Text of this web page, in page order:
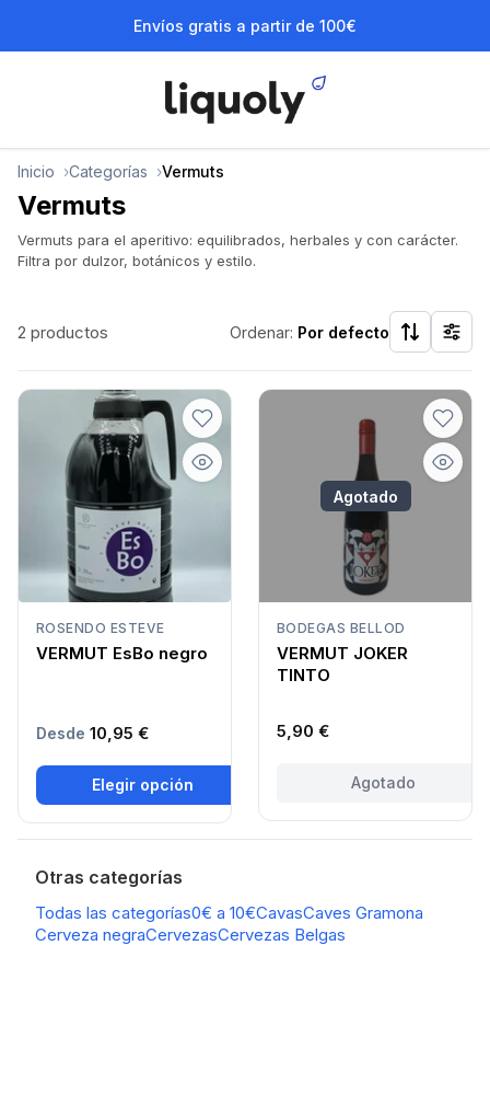
Envíos gratis a partir de 100€
Inicio Categorías Vermuts
Vermuts
Vermuts para el aperitivo: equilibrados, herbales y con carácter.
Filtra por dulzor, botánicos y estilo.
2 productos Ordenar: Por defecto
ROSENDO ESTEVE
VERMUT EsBo negro
Desde 10,95 €
Elegir opción
Agotado
BODEGAS BELLOD
VERMUT JOKER
TINTO
5,90 €
Agotado
Otras categorías
Todas las categorías0€ a 10€CavasCaves Gramona
Cerveza negraCervezasCervezas Belgas